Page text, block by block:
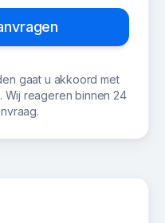
gaat u akkoord met
reageren binnen 24